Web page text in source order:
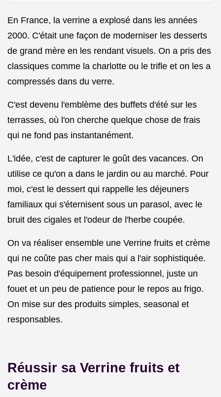
En France, la verrine a explosé dans les années
2000. C'était une façon de moderniser les desserts
de grand mère en les rendant visuels. On a pris des
classiques comme la charlotte ou le trifle et on les a
compressés dans du verre.
C'est devenu l'emblème des buffets d'été sur les
terrasses, où l'on cherche quelque chose de frais
qui ne fond pas instantanément.
L'idée, c'est de capturer le goût des vacances. On
utilise ce qu'on a dans le jardin ou au marché. Pour
moi, c'est le dessert qui rappelle les déjeuners
familiaux qui s'éternisent sous un parasol, avec le
bruit des cigales et l'odeur de l'herbe coupée.
On va réaliser ensemble une Verrine fruits et crème
qui ne coûte pas cher mais qui a l'air sophistiquée.
Pas besoin d'équipement professionnel, juste un
fouet et un peu de patience pour le repos au frigo.
On mise sur des produits simples, seasonal et
responsables.
Réussir sa Verrine fruits et
crème